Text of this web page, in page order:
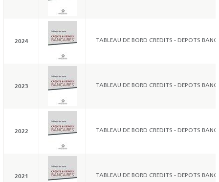
2024 TABLEAU DE BORD CREDITS - DEPOTS
2023 TABLEAU DE BORD CREDITS - DEPOTS
2022 TABLEAU DE BORD CREDITS - DEPOTS
2021 TABLEAU DE BORD CREDITS - DEPOTS